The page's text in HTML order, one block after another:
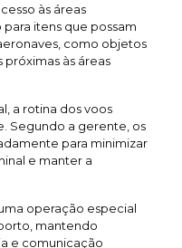
às áreas
itens que possam
como objetos
às áreas
a rotina dos voos
Segundo a gerente, os
para minimizar
e manter a
operação especial
mantendo
e comunicação